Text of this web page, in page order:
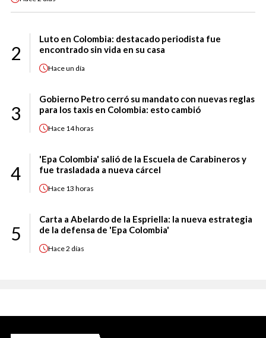
2
Luto en Colombia: destacado periodista fue
encontrado sin vida en su casa
Haceun día
3
Gobierno Petro cerró su mandato con nuevas reglas
para los taxis en Colombia: esto cambió
Hace 14 horas
4
'Epa Colombia' salió de la Escuela de Carabineros y
fue trasladada a nueva cárcel
Hace 13 horas
5
Carta a Abelardo de la Espriella: la nueva estrategia
de la defensa de 'Epa Colombia'
Hace2 días